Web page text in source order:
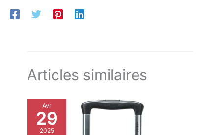
Articles similaires
Avr
29
2025